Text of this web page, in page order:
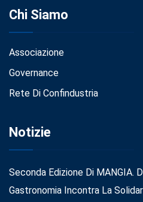
Chi Siamo
Associazione
Governance
Rete Di Confindustria
Notizie
Seconda Edizione Di MANGIA.
Gastronomia Incontra La